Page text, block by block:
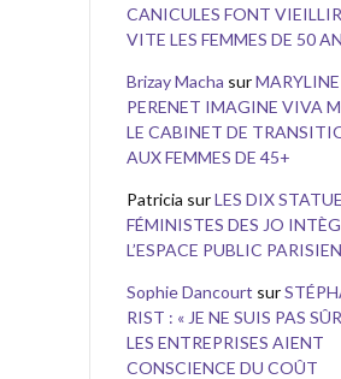
CANICULES FONT
VITE LES FEMMES DE 50
Brizay Macha surMARYLINE
PERENET IMAGINE VIVA
LE CABINET DE
AUX FEMMES DE 45+
Patricia surLES DIX
FÉMINISTES DES JO
L’ESPACE PUBLIC PARISIEN
Sophie Dancourt sur
RIST : « JE NE SUIS PAS
LES ENTREPRISES AIENT
CONSCIENCE DU COÛT